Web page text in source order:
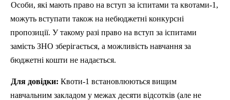
Особи, які мають право на вступ за іспитами та квотами-1,
можуть вступати також на небюджетні конкурсні
пропозиції. У такому разі право на вступ за іспитами
замість ЗНО зберігається, а можливість навчання за
бюджетні кошти не надається.
Для довідки: Квоти-1 встановлюються вищим
навчальним закладом у межах десяти відсотків (але не